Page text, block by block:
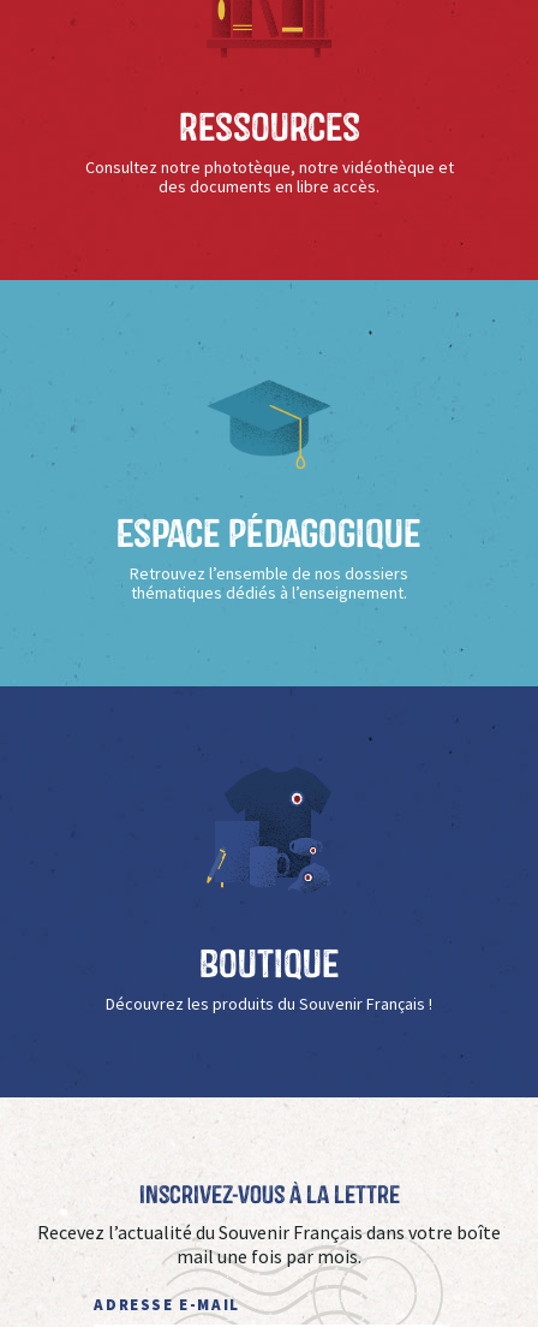
Ressources
Consultez notre phototèque, notre vidéothèque et
des documents en libre accès.
Espace Pédagogique
Retrouvez l’ensemble de nos dossiers
thématiques dédiés à l’enseignement.
Boutique
Découvrez les produits du Souvenir Français !
Inscrivez-vous à La Lettre
Recevez l’actualité du Souvenir Français dans votre boîte
mail une fois par mois.
ADRESSE E-MAIL